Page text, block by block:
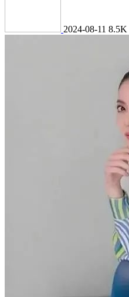
2024-08-11 8.5K